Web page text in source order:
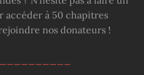
accéder à 50 chapitres
nos donateurs !